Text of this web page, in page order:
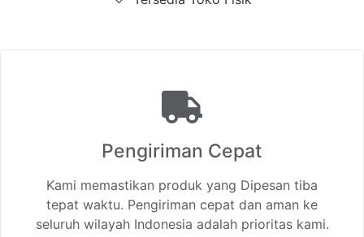
Pengiriman Cepat
Kami memastikan produk yang Dipesan tiba
tepat waktu. Pengiriman cepat dan aman ke
seluruh wilayah Indonesia adalah prioritas kami.